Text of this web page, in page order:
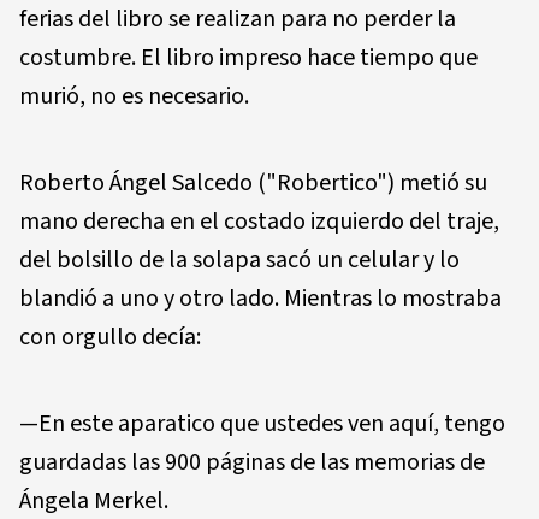
ferias del libro se realizan para no perder la
costumbre. El libro impreso hace tiempo que
murió, no es necesario.
Roberto Ángel Salcedo ("Robertico") metió su
mano derecha en el costado izquierdo del traje,
del bolsillo de la solapa sacó un celular y lo
blandió a uno y otro lado. Mientras lo mostraba
con orgullo decía:
—En este aparatico que ustedes ven aquí, tengo
guardadas las 900 páginas de las memorias de
Ángela Merkel.